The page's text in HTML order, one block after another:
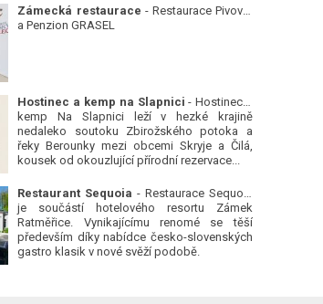
Zámecká restaurace - Restaurace Pivovar
a Penzion GRASEL
Hostinec a kemp na Slapnici - Hostinec a
kemp Na Slapnici leží v hezké krajině
nedaleko soutoku Zbirožského potoka a
řeky Berounky mezi obcemi Skryje a Čilá,
kousek od okouzlující přírodní rezervace...
Restaurant Sequoia - Restaurace Sequoia
je součástí hotelového resortu Zámek
Ratměřice. Vynikajícímu renomé se těší
především díky nabídce česko-slovenských
gastro klasik v nové svěží podobě.